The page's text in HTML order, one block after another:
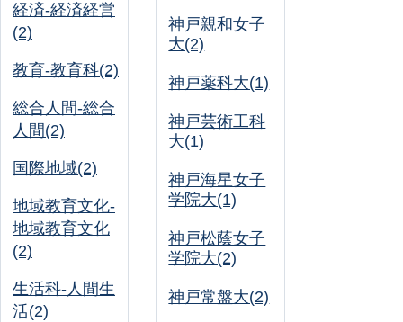
経済-経済経営
(2)
教育-教育科(2)
総合人間-総合
人間(2)
国際地域(2)
地域教育文化-
地域教育文化
(2)
生活科-人間生
活(2)
神戸親和女子
大(2)
神戸薬科大(1)
神戸芸術工科
大(1)
神戸海星女子
学院大(1)
神戸松蔭女子
学院大(2)
神戸常盤大(2)